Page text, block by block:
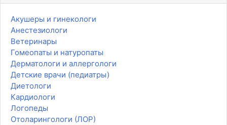
Акушеры и гинекологи
Анестезиологи
Ветеринары
Гомеопаты и натуропаты
Дерматологи и аллергологи
Детские врачи (педиатры)
Диетологи
Кардиологи
Логопеды
Отоларингологи (ЛОР)